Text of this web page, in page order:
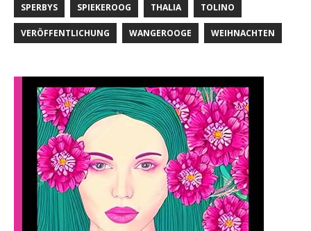
SPERBYS SPIEKEROOG THALIA TOLINO
VERÖFFENTLICHUNG WANGEROOGE WEIHNACHTEN